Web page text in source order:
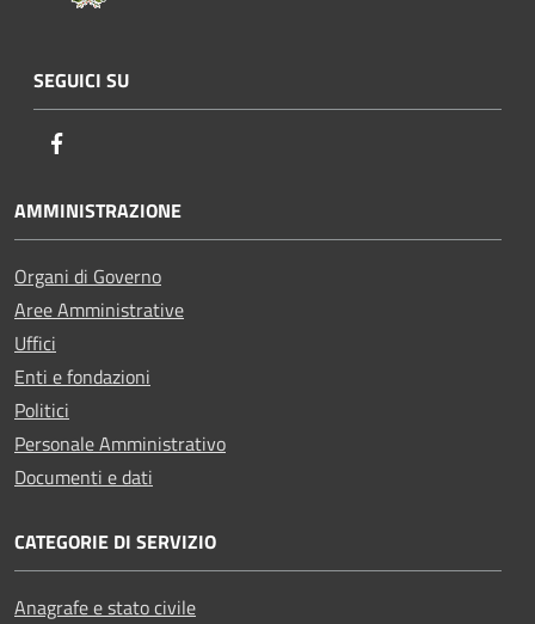
SEGUICI SU
AMMINISTRAZIONE
Organi di Governo
Aree Amministrative
Uffici
Enti e fondazioni
Politici
Personale Amministrativo
Documenti e dati
CATEGORIE DI SERVIZIO
Anagrafe e stato civile